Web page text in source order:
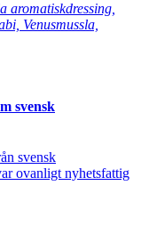
aromatiskdressing,
Venusmussla,
svensk
svensk
ovanligt nyhetsfattig